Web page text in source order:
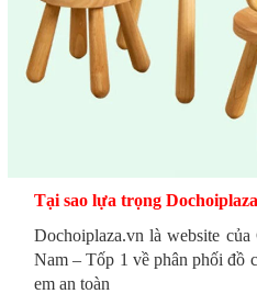
Tại sao lựa trọng
Dochoiplaza.vn là website
Nam – Tốp 1 về phân phối đồ
em an toàn